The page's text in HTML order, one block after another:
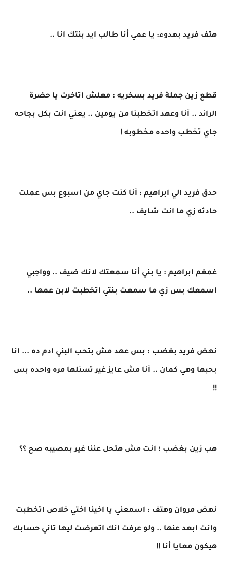
هتف فريد بهدوء: يا عمي أنا طالب ايد بنتك انا ..
قطع زين جملة فريد بسخريه : معلش اتاخرت يا حضرة
الرائد .. أنا وعهد اتخطبنا من يومين .. يعني انت بكل بجاحه
جاي تخطب واحده مخطوبه !
حدق فريد الي ابراهيم : أنا كنت جاي من اسبوع بس عملت
حادثه زي ما انت شايف ..
غمغم ابراهيم : يا بني أنا سمعتك لانك ضيف .. وواجبي
اسمعك بس زي ما سمعت بنتي اتخطبت لابن عمها ..
نهض فريد بغضب : بس عهد مش بتحب البني ادم ده ... انا
بحبها وهي كمان .. أنا مش عايز غير تسئلها مره واحده بس
!!
هب زين بغضب ؛ انت مش هتحل عننا غير بمصيبه صح ؟؟
نهض مروان وهتف : اسمعني يا اخينا اختي خلاص اتخطبت
وانت ابعد عنها .. ولو عرفت انك اتعرضت ليها تاني حسابك
هيكون معايا أنا !!